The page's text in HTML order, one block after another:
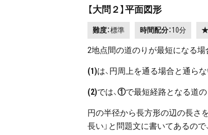
【大問２】平面図形
難度：標準 時間配分：10分 ★
2地点間の道のりが最短になる場
(1)は、円周上を通る場合と通ら
(2)では、①で最短経路となる道の
円の半径から長方形の辺の長さ
長い」と問題文に書いてあるので